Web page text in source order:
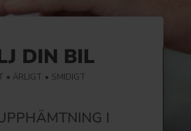
DIN BIL
• ÄRLIGT • SMIDIGT
I